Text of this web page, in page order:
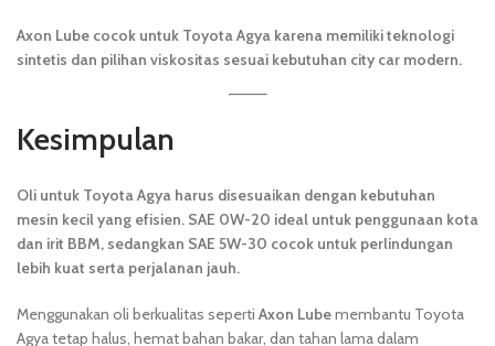
Axon Lube cocok untuk Toyota Agya karena memiliki teknologi
sintetis dan pilihan viskositas sesuai kebutuhan city car modern.
Kesimpulan
Oli untuk Toyota Agya harus disesuaikan dengan kebutuhan
mesin kecil yang efisien. SAE 0W-20 ideal untuk penggunaan kota
dan irit BBM, sedangkan SAE 5W-30 cocok untuk perlindungan
lebih kuat serta perjalanan jauh.
Menggunakan oli berkualitas seperti Axon Lubemembantu Toyota
Agya tetap halus, hemat bahan bakar, dan tahan lama dalam